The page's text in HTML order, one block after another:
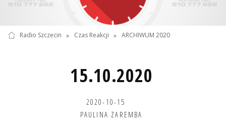
Radio Szczecin » Czas Reakcji » ARCHIWUM 2020
15.10.2020
2020-10-15
PAULINA ZAREMBA